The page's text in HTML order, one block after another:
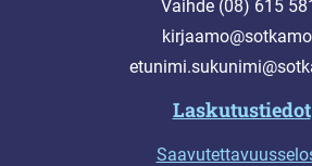
Vaihde (08) 615
Laskutustiedot